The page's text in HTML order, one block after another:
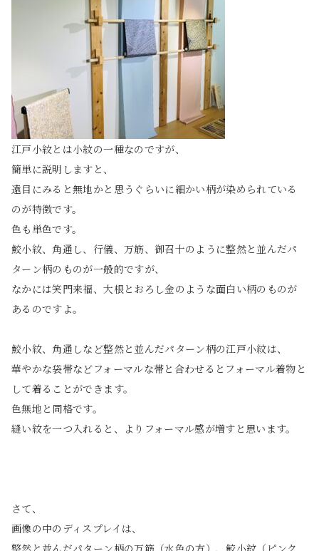
江戸小紋とは小紋の一種なのですが、
簡単に説明しますと、
遠目にみると無地かと思うぐらいに細かい柄が染められている
のが特徴です。
色も単色です。
鮫小紋、角通し、行儀、万筋、御召十のように整然と並んだパ
ターン柄のものが一般的ですが、
なかには笑門来福、大根とおろし金のような面白い柄のものが
あるのですよ。
鮫小紋、角通しなど整然と並んだパターン柄の江戸小紋は、
華やかな袋帯などフォーマルな帯と合わせるとフォーマル着物と
して着ることができます。
色無地と同格です。
縫い紋を一つ入れると、よりフォーマル感が増すと思います。
さて、
画像の中のディスプレイは、
整然と並んだパターン柄の万筋（水色の方）、鮫小紋（ピンク